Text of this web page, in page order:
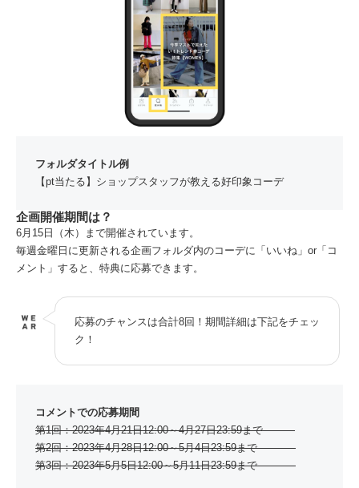
フォルダタイトル例
【pt当たる】ショップスタッフが教える好印象コーデ
企画開催期間は？
6月15日（木）まで開催されています。
毎週金曜日に更新される企画フォルダ内のコーデに「いいね」or「コ
メント」すると、特典に応募できます。
応募のチャンスは合計8回！期間詳細は下記をチェッ
ク！
コメントでの応募期間
第1回：2023年4月21日12:00～4月27日23:59まで
第2回：2023年4月28日12:00～5月4日23:59まで
第3回：2023年5月5日12:00～5月11日23:59まで